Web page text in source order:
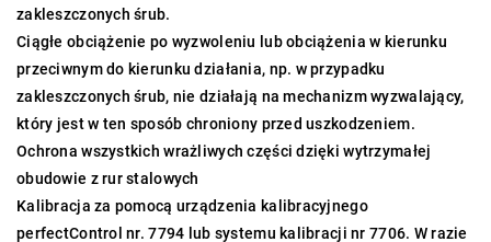
zakleszczonych śrub.
Ciągłe obciążenie po wyzwoleniu lub obciążenia w kierunku
przeciwnym do kierunku działania, np. w przypadku
zakleszczonych śrub, nie działają na mechanizm wyzwalający,
który jest w ten sposób chroniony przed uszkodzeniem.
Ochrona wszystkich wrażliwych części dzięki wytrzymałej
obudowie z rur stalowych
Kalibracja za pomocą urządzenia kalibracyjnego
perfectControl nr. 7794 lub systemu kalibracji nr 7706. W razie